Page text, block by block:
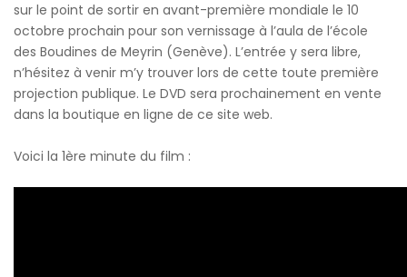
sur le point de sortir en avant-première mondiale le 10
octobre prochain pour son vernissage à l’aula de l’école
des Boudines de Meyrin (Genève). L’entrée y sera libre,
n’hésitez à venir m’y trouver lors de cette toute première
projection publique. Le DVD sera prochainement en vente
dans la boutique en ligne de ce site web.
Voici la 1ère minute du film :